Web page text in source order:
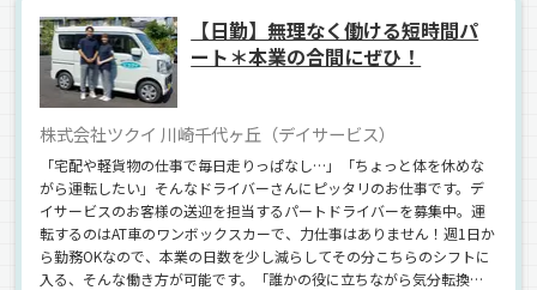
【日勤】無理なく働ける短時間パ
ート＊本業の合間にぜひ！
株式会社ツクイ 川崎千代ヶ丘（デイサービス）
「宅配や軽貨物の仕事で毎日走りっぱなし…」「ちょっと体を休めな
がら運転したい」そんなドライバーさんにピッタリのお仕事です。デ
イサービスのお客様の送迎を担当するパートドライバーを募集中。運
転するのはAT車のワンボックスカーで、力仕事はありません！週1日か
ら勤務OKなので、本業の日数を少し減らしてその分こちらのシフトに
入る、そんな働き方が可能です。「誰かの役に立ちながら気分転換し